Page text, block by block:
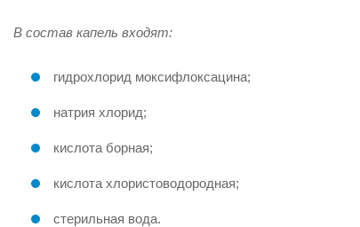
В состав капель входят:
гидрохлорид моксифлоксацина;
натрия хлорид;
кислота борная;
кислота хлористоводородная;
стерильная вода.